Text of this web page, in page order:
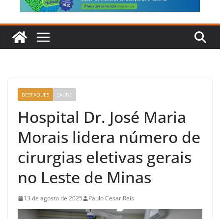
DESTAQUES SAÚDE
Hospital Dr. José Maria
Morais lidera número de
cirurgias eletivas gerais
no Leste de Minas
13 de agosto de 2025 Paulo Cesar Reis